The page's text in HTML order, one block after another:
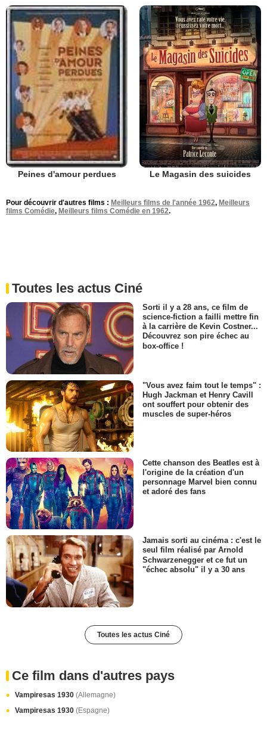
Peines d'amour perdues Le Magasin des suicides
Pour découvrir d'autres films : Meilleurs films de l'année 1962, Meilleurs
films Comédie, Meilleurs films Comédie en 1962.
Toutes les actus Ciné
Sorti il y a 28 ans, ce film de
science-fiction a failli mettre fin
à la carrière de Kevin Costner...
Découvrez son pire échec au
box-office !
"Vous avez faim tout le temps" :
Hugh Jackman et Henry Cavill
ont souffert pour obtenir des
muscles de super-héros
Cette chanson des Beatles est à
l'origine de la création d'un
personnage Marvel bien connu
et adoré des fans
Jamais sorti au cinéma : c'est le
seul film réalisé par Arnold
Schwarzenegger et ce fut un
"échec absolu" il y a 30 ans
Toutes les actus Ciné
Ce film dans d'autres pays
Vampiresas 1930 (Allemagne)
Vampiresas 1930 (Espagne)